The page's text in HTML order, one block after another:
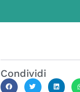
Condividi